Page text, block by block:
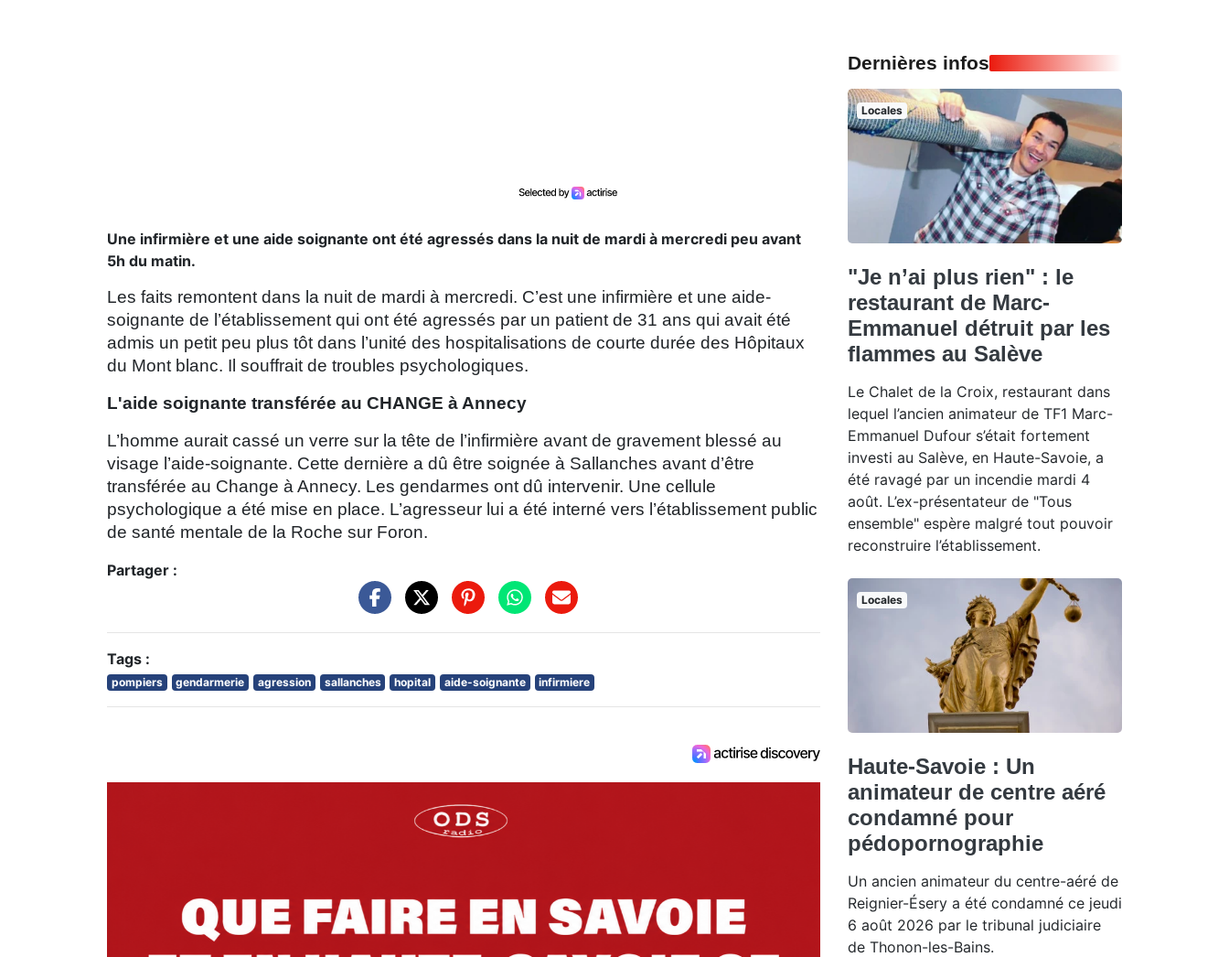
Une infirmière et une aide soignante ont été agressés dans la nuit de mardi à mercredi peu avant
5h du matin.
Les faits remontent dans la nuit de mardi à mercredi. C’est une infirmière et une aide-
soignante de l’établissement qui ont été agressés par un patient de 31 ans qui avait été
admis un petit peu plus tôt dans l’unité des hospitalisations de courte durée des Hôpitaux
du Mont blanc. Il souffrait de troubles psychologiques.
L'aide soignante transférée au CHANGE à Annecy
L’homme aurait cassé un verre sur la tête de l’infirmière avant de gravement blessé au
visage l’aide-soignante. Cette dernière a dû être soignée à Sallanches avant d’être
transférée au Change à Annecy. Les gendarmes ont dû intervenir. Une cellule
psychologique a été mise en place. L’agresseur lui a été interné vers l’établissement public
de santé mentale de la Roche sur Foron.
Partager :
Tags :
pompiers gendarmerie agression sallanches hopital aide-soignante infirmiere
Dernières infos
Locales
"Je n’ai plus rien" : le
restaurant de Marc-
Emmanuel détruit par les
flammes au Salève
Le Chalet de la Croix, restaurant dans
lequel l’ancien animateur de TF1 Marc-
Emmanuel Dufour s’était fortement
investi au Salève, en Haute-Savoie, a
été ravagé par un incendie mardi 4
août. L’ex-présentateur de "Tous
ensemble" espère malgré tout pouvoir
reconstruire l’établissement.
Locales
Haute-Savoie : Un
animateur de centre aéré
condamné pour
pédopornographie
Un ancien animateur du centre-aéré de
Reignier-Ésery a été condamné ce jeudi
6 août 2026 par le tribunal judiciaire
de Thonon-les-Bains.